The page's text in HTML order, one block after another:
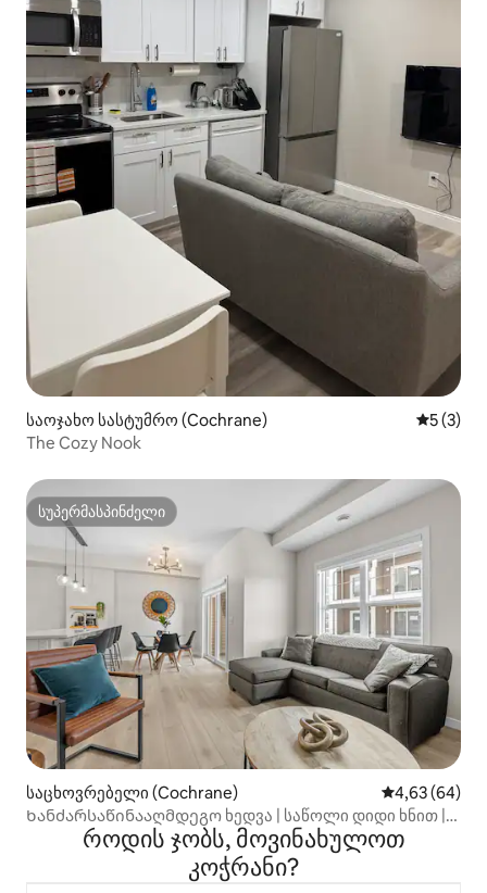
საოჯახო სასტუმრო (Cochrane)
5 (3)
The Cozy Nook
სუპერმასპინძელი
სუპერმასპინძელი
საცხოვრებელი (Cochrane) საშუალო
4,63 (64)
Ხანძარსაწინააღმდეგო ხედვა | საწოლი დიდი ხნით |
საკაბელო | შინაური ცხოველები | თანამედროვე
როდის ჯობს, მოვინახულოთ
კოჭრანი?